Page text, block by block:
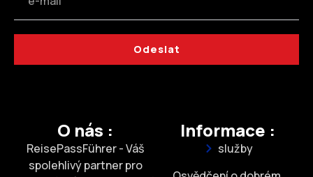
Odeslat
O nás :
ReisePassFührer - Váš
spolehlivý partner pro
Informace :
služby